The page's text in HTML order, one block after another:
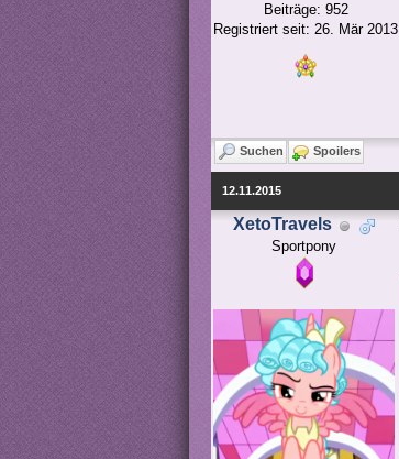
Beiträge: 952
Registriert seit: 26. Mär 2013
Suchen Spoilers
12.11.2015
XetoTravels
Sportpony